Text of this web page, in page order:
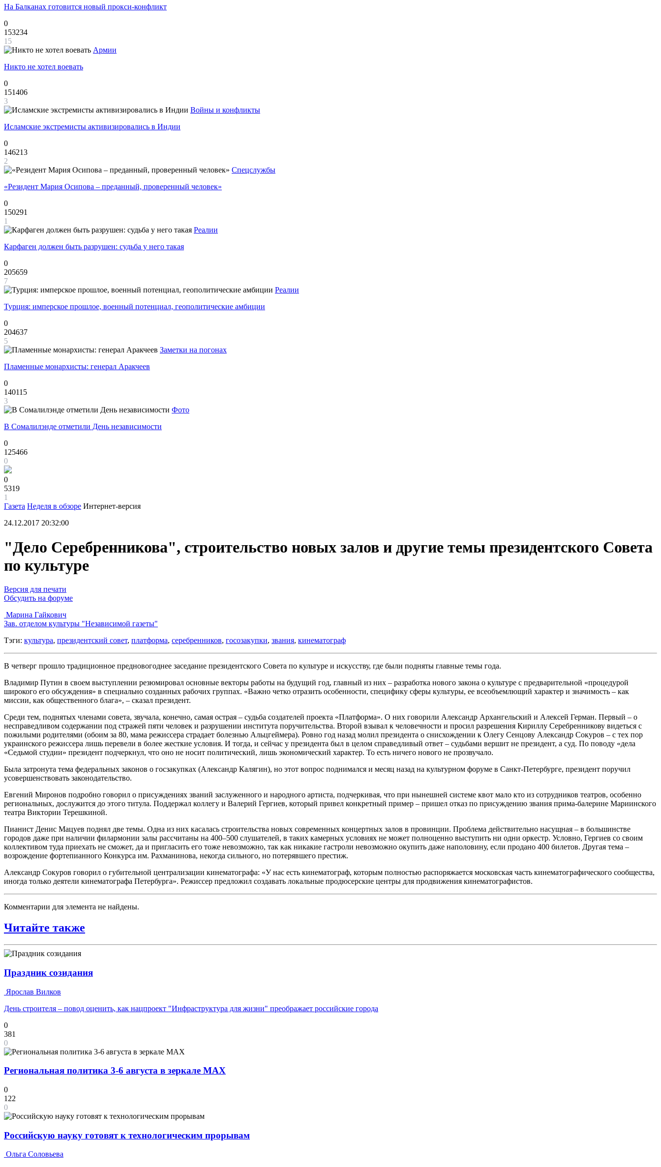
На Балканах готовится новый прокси-конфликт
0
153234
15
Армии
Никто не хотел воевать
0
151406
3
Войны и конфликты
Исламские экстремисты активизировались в Индии
0
146213
2
Спецслужбы
«Резидент Мария Осипова – преданный, проверенный человек»
0
150291
1
Реалии
Карфаген должен быть разрушен: судьба у него такая
0
205659
7
Реалии
Турция: имперское прошлое, военный потенциал, геополитические амбиции
0
204637
5
Заметки на погонах
Пламенные монархисты: генерал Аракчеев
0
140115
3
Фото
В Сомалилэнде отметили День независимости
0
125466
0
0
5319
1
Газета Неделя в обзоре Интернет-версия
24.12.2017 20:32:00
"Дело Серебренникова", строительство новых залов и другие темы президентского Совета
по культуре
Версия для печати
Обсудить на форуме
Марина Гайкович
Зав. отделом культуры "Независимой газеты"
Тэги: культура, президентский совет, платформа, серебренников, госозакупки, звания, кинематограф
В четверг прошло традиционное предновогоднее заседание президентского Совета по культуре и искусству, где были подняты главные темы года.
Владимир Путин в своем выступлении резюмировал основные векторы работы на будущий год, главный из них – разработка нового закона о культуре с предварительной «процедурой
широкого его обсуждения» в специально созданных рабочих группах. «Важно четко отразить особенности, специфику сферы культуры, ее всеобъемлющий характер и значимость – как
миссии, как общественного блага», – сказал президент.
Среди тем, поднятых членами совета, звучала, конечно, самая острая – судьба создателей проекта «Платформа». О них говорили Александр Архангельский и Алексей Герман. Первый – о
несправедливом содержании под стражей пяти человек и разрушении института поручительства. Второй взывал к человечности и просил разрешения Кириллу Серебренникову видеться с
пожилыми родителями (обоим за 80, мама режиссера страдает болезнью Альцгеймера). Ровно год назад молил президента о снисхождении к Олегу Сенцову Александр Сокуров – с тех пор
украинского режиссера лишь перевели в более жесткие условия. И тогда, и сейчас у президента был в целом справедливый ответ – судьбами вершит не президент, а суд. По поводу «дела
«Седьмой студии» президент подчеркнул, что оно не носит политический, лишь экономический характер. То есть ничего нового не прозвучало.
Была затронута тема федеральных законов о госзакупках (Александр Калягин), но этот вопрос поднимался и месяц назад на культурном форуме в Санкт-Петербурге, президент поручил
усовершенствовать законодательство.
Евгений Миронов подробно говорил о присуждениях званий заслуженного и народного артиста, подчеркивая, что при нынешней системе квот мало кто из сотрудников театров, особенно
региональных, дослужится до этого титула. Поддержал коллегу и Валерий Гергиев, который привел конкретный пример – пришел отказ по присуждению звания прима-балерине Мариинского
театра Виктории Терешкиной.
Пианист Денис Мацуев поднял две темы. Одна из них касалась строительства новых современных концертных залов в провинции. Проблема действительно насущная – в большинстве
городов даже при наличии филармонии залы рассчитаны на 400–500 слушателей, в таких камерных условиях не может полноценно выступить ни одни оркестр. Условно, Гергиев со своим
коллективом туда приехать не сможет, да и пригласить его тоже невозможно, так как никакие гастроли невозможно окупить даже наполовину, если продано 400 билетов. Другая тема –
возрождение фортепианного Конкурса им. Рахманинова, некогда сильного, но потерявшего престиж.
Александр Сокуров говорил о губительной централизации кинематографа: «У нас есть кинематограф, которым полностью распоряжается московская часть кинематографического сообщества,
иногда только деятели кинематографа Петербурга». Режиссер предложил создавать локальные продюсерские центры для продвижения кинематографистов.
Комментарии для элемента не найдены.
Читайте также
Праздник созидания
Ярослав Вилков
День строителя – повод оценить, как нацпроект "Инфраструктура для жизни" преображает российские города
0
381
0
Региональная политика 3-6 августа в зеркале MAX
0
122
0
Российскую науку готовят к технологическим прорывам
Ольга Соловьева